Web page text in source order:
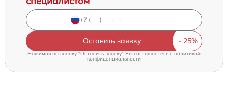
Оставить заявку
Нажимая на кнопку "Оставить заявку" Вы соглашаетесь cполитикой
конфиденциальности